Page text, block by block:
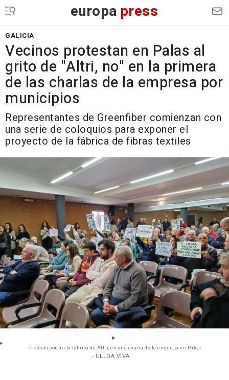
europa press
GALICIA
Vecinos protestan en Palas al
grito de "Altri, no" en la primera
de las charlas de la empresa por
municipios
Representantes de Greenfiber comienzan con
una serie de coloquios para exponer el
proyecto de la fábrica de fibras textiles
Protesta contra la fábrica de Altri, en una charla de la empresa en Palas
- ULLOA VIVA